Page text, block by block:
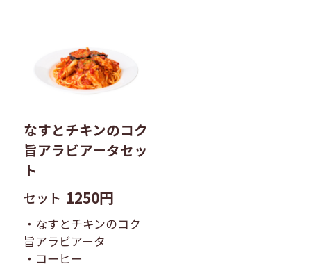
なすとチキンのコク
旨アラビアータセッ
ト
セット 1250円
・なすとチキンのコク
旨アラビアータ
・コーヒー